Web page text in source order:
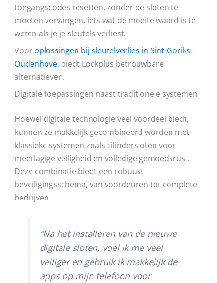
toegangscodes resetten, zonder de sloten te
moeten vervangen, iets wat de moeite waard is te
weten als je je sleutels verliest.
Voor oplossingen bij sleutelverlies in Sint-Goriks-
Oudenhove, biedt Lockplus betrouwbare
alternatieven.
Digitale toepassingen naast traditionele systemen
Hoewel digitale technologie veel voordeel biedt,
kunnen ze makkelijk gecombineerd worden met
klassieke systemen zoals cilindersloten voor
meerlagige veiligheid en volledige gemoedsrust.
Deze combinatie biedt een robuust
beveiligingsschema, van voordeuren tot complete
bedrijven.
“Na het installeren van de nieuwe
digitale sloten, voel ik me veel
veiliger en gebruik ik makkelijk de
apps op mijn telefoon voor